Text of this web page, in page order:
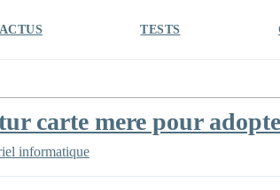
ACTUS TESTS
carte mere pour
informatique